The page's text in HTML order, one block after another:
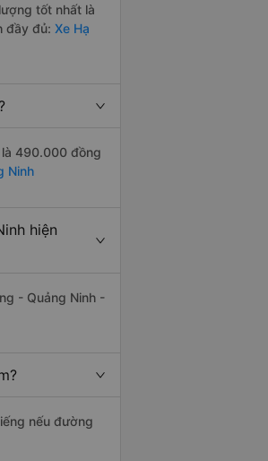
tốt nhất là
đầy đủ: Xe Hạ
là 490.000 đồng
Ninh
hiện
- Quảng Ninh -
nếu đường